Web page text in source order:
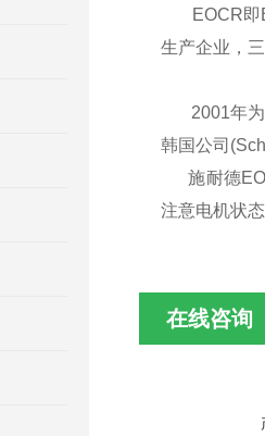
EOCR即
生产企业，
2001年为
韩国公司
施耐德
注意电机状
在线咨询